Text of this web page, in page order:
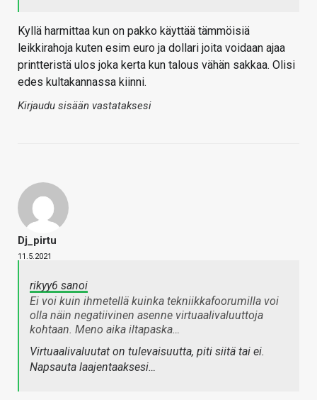
Kyllä harmittaa kun on pakko käyttää tämmöisiä
leikkirahoja kuten esim euro ja dollari joita voidaan ajaa
printteristä ulos joka kerta kun talous vähän sakkaa. Olisi
edes kultakannassa kiinni.
Kirjaudu sisään vastataksesi
Dj_pirtu
11.5.2021
rikyy6 sanoi
Ei voi kuin ihmetellä kuinka tekniikkafoorumilla voi
olla näin negatiivinen asenne virtuaalivaluuttoja
kohtaan. Meno aika iltapaska…
Virtuaalivaluutat on tulevaisuutta, piti siitä tai ei.
Napsauta laajentaaksesi…